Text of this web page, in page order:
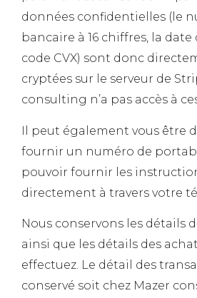
données confidentielles (le
bancaire à 16 chiffres, la
code CVX) sont donc
cryptées sur le serveur de
consulting n’a pas accès à
Il peut également vous être
fournir un numéro de
pouvoir fournir les
directement à travers votre
Nous conservons les détails
ainsi que les détails des
effectuez. Le détail des
conservé soit chez Mazer